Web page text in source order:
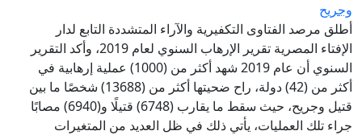
وجريح
أطلق مرصد الفتاوى التكفيرية والآراء المتشددة التابع لدار
الإفتاء المصرية تقرير الإرهاب السنوي لعام 2019، وأكد التقرير
السنوي أن عام 2019 شهد أكثر من (1000) عملية إرهابية في
أكثر من (42) دولة، راح ضحيتها أكثر من (13688) شخصًا ما بين
قتيل وجريح، حيث سقط ما يقارب (6748) قتيلًا و(6940) مصابًا
جراء تلك العمليات، يأتي ذلك في ظل العديد من المتغيرات